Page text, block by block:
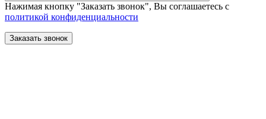
Нажимая кнопку "Заказать звонок", Вы соглашаетесь с
политикой конфиденциальности